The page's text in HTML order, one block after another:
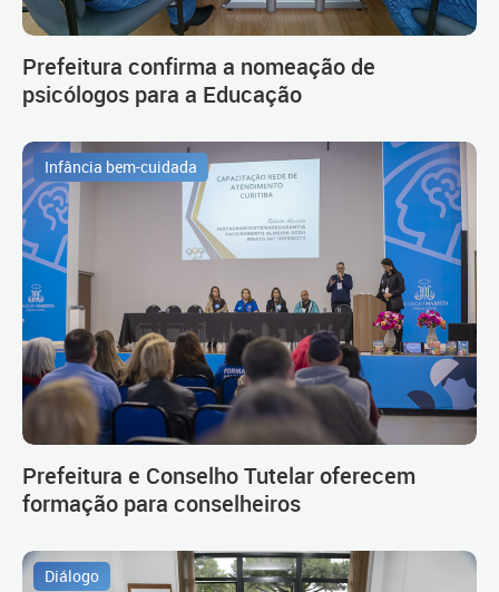
Prefeitura confirma a nomeação de
psicólogos para a Educação
Infância bem-cuidada
Prefeitura e Conselho Tutelar oferecem
formação para conselheiros
Diálogo